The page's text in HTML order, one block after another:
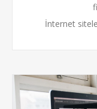
İnternet
bütçelerde